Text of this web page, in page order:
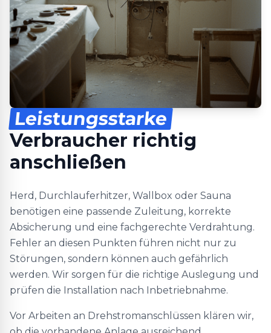
Leistungsstarke
Verbraucher richtig
anschließen
Herd, Durchlauferhitzer, Wallbox oder Sauna
benötigen eine passende Zuleitung, korrekte
Absicherung und eine fachgerechte Verdrahtung.
Fehler an diesen Punkten führen nicht nur zu
Störungen, sondern können auch gefährlich
werden. Wir sorgen für die richtige Auslegung und
prüfen die Installation nach Inbetriebnahme.
Vor Arbeiten an Drehstromanschlüssen klären wir,